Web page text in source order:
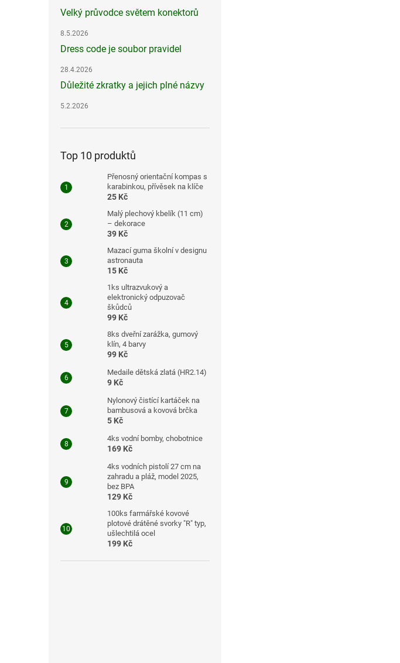
Velký průvodce světem konektorů
8.5.2026
Dress code je soubor pravidel
28.4.2026
Důležité zkratky a jejich plné názvy
5.2.2026
Top 10 produktů
Přenosný orientační kompas s
karabinkou, přívěsek na klíče
25 Kč
Malý plechový kbelík (11 cm)
– dekorace
39 Kč
Mazací guma školní v designu
astronauta
15 Kč
1ks ultrazvukový a
elektronický odpuzovač
škůdců
99 Kč
8ks dveřní zarážka, gumový
klín, 4 barvy
99 Kč
Medaile dětská zlatá (HR2.14)
9 Kč
Nylonový čistící kartáček na
bambusová a kovová brčka
5 Kč
4ks vodní bomby, chobotnice
169 Kč
4ks vodních pistolí 27 cm na
zahradu a pláž, model 2025,
bez BPA
129 Kč
100ks farmářské kovové
plotové drátěné svorky "R" typ,
ušlechtilá ocel
199 Kč